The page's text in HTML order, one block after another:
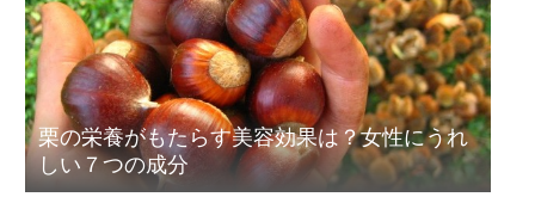
栗の栄養がもたらす美容効果は？女性にうれ
しい７つの成分